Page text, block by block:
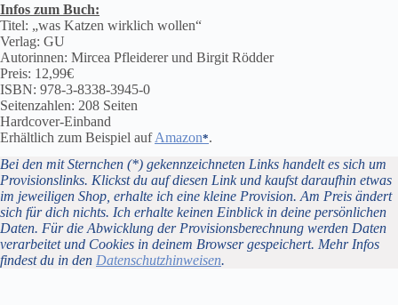
Infos zum Buch:
Titel: „was Katzen wirklich wollen“
Verlag: GU
Autorinnen: Mircea Pfleiderer und Birgit Rödder
Preis: 12,99€
ISBN: 978-3-8338-3945-0
Seitenzahlen: 208 Seiten
Hardcover-Einband
Erhältlich zum Beispiel aufAmazon .
Bei den mit Sternchen (*) gekennzeichneten Links handelt es sich um
Provisionslinks. Klickst du auf diesen Link und kaufst daraufhin etwas
im jeweiligen Shop, erhalte ich eine kleine Provision. Am Preis ändert
sich für dich nichts. Ich erhalte keinen Einblick in deine persönlichen
Daten. Für die Abwicklung der Provisionsberechnung werden Daten
verarbeitet und Cookies in deinem Browser gespeichert. Mehr Infos
findest du in den Datenschutzhinweisen.